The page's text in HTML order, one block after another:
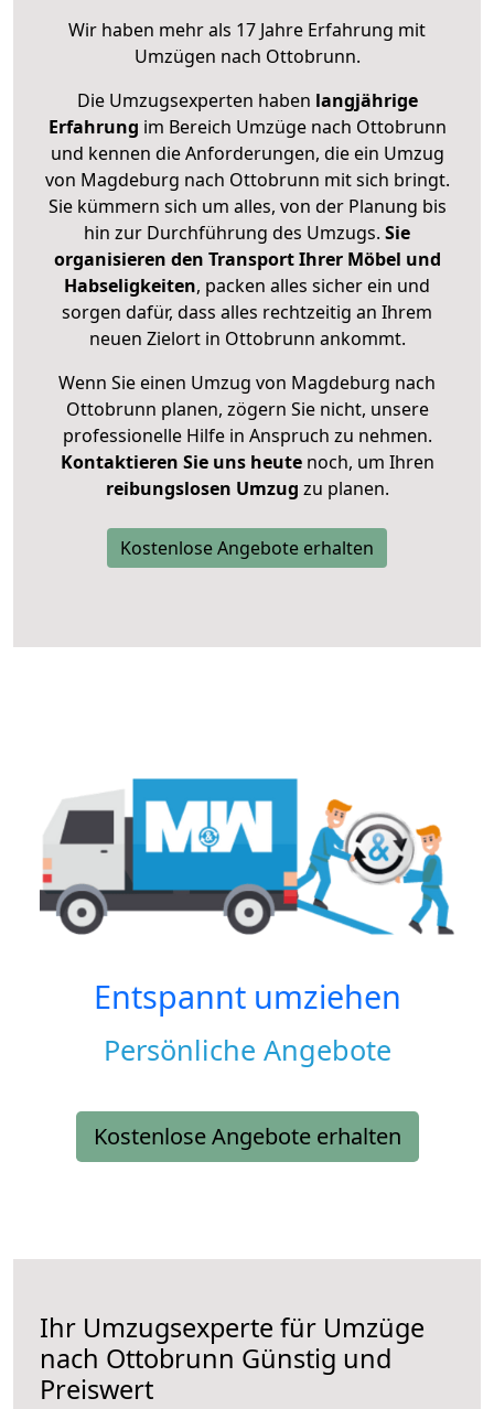
Wir haben mehr als 17 Jahre Erfahrung mit
Umzügen nach Ottobrunn.
Die Umzugsexperten haben langjährige
Erfahrung im Bereich Umzüge nach Ottobrunn
und kennen die Anforderungen, die ein Umzug
von Magdeburg nach Ottobrunn mit sich bringt.
Sie kümmern sich um alles, von der Planung bis
hin zur Durchführung des Umzugs. Sie
organisieren den Transport Ihrer Möbel und
Habseligkeiten, packen alles sicher ein und
sorgen dafür, dass alles rechtzeitig an Ihrem
neuen Zielort in Ottobrunn ankommt.
Wenn Sie einen Umzug von Magdeburg nach
Ottobrunn planen, zögern Sie nicht, unsere
professionelle Hilfe in Anspruch zu nehmen.
Kontaktieren Sie uns heutenoch, um Ihren
reibungslosen Umzug zu planen.
Kostenlose Angebote erhalten
Entspannt umziehen
Persönliche Angebote
Kostenlose Angebote erhalten
Ihr Umzugsexperte für Umzüge
nach Ottobrunn Günstig und
Preiswert